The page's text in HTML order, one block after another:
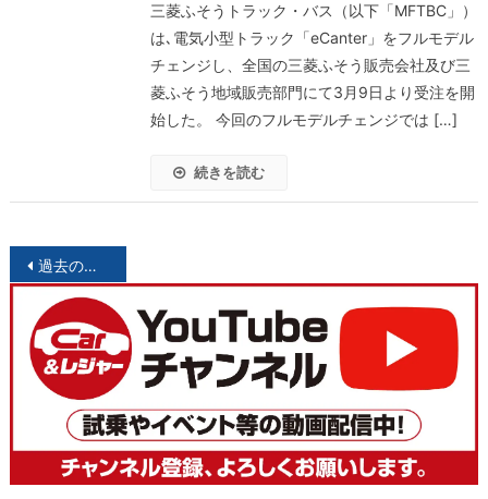
三菱ふそうトラック・バス（以下「MFTBC」）
は､電気小型トラック「eCanter」をフルモデル
チェンジし、全国の三菱ふそう販売会社及び三
菱ふそう地域販売部門にて3月9日より受注を開
始した。 今回のフルモデルチェンジでは […]
続きを読む
投
稿
ナ
ビ
ー
過去の投稿